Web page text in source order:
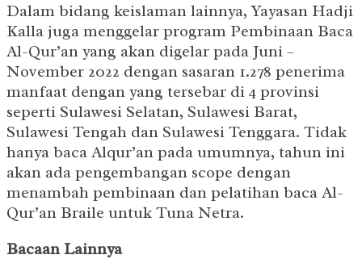
Dalam bidang keislaman lainnya, Yayasan Hadji
Kalla juga menggelar program Pembinaan Baca
Al-Qur’an yang akan digelar pada Juni –
November 2022 dengan sasaran 1.278 penerima
manfaat dengan yang tersebar di 4 provinsi
seperti Sulawesi Selatan, Sulawesi Barat,
Sulawesi Tengah dan Sulawesi Tenggara. Tidak
hanya baca Alqur’an pada umumnya, tahun ini
akan ada pengembangan scope dengan
menambah pembinaan dan pelatihan baca Al-
Qur’an Braile untuk Tuna Netra.
Bacaan Lainnya